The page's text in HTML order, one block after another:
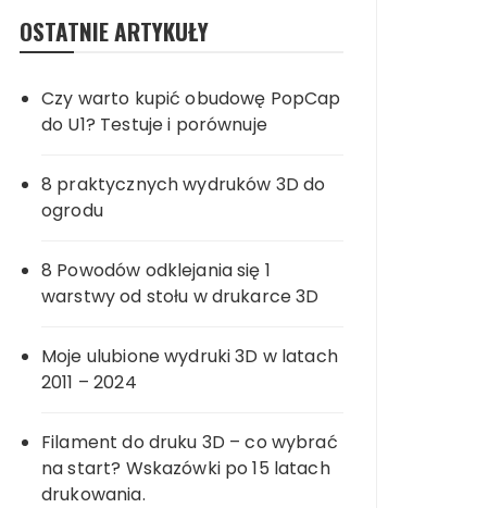
OSTATNIE ARTYKUŁY
Czy warto kupić obudowę PopCap
do U1? Testuje i porównuje
8 praktycznych wydruków 3D do
ogrodu
8 Powodów odklejania się 1
warstwy od stołu w drukarce 3D
Moje ulubione wydruki 3D w latach
2011 – 2024
Filament do druku 3D – co wybrać
na start? Wskazówki po 15 latach
drukowania.